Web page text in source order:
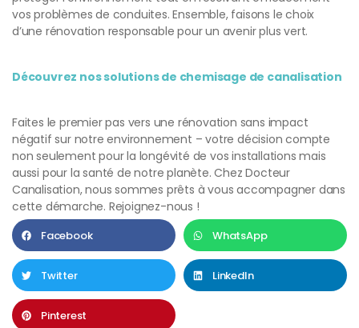
vos problèmes de conduites. Ensemble, faisons le choix
d’une rénovation responsable pour un avenir plus vert.
Découvrez nos solutions de chemisage de canalisation
Faites le premier pas vers une rénovation sans impact
négatif sur notre environnement – votre décision compte
non seulement pour la longévité de vos installations mais
aussi pour la santé de notre planète. Chez Docteur
Canalisation, nous sommes prêts à vous accompagner dans
cette démarche. Rejoignez-nous !
Facebook WhatsApp
Twitter LinkedIn
Pinterest